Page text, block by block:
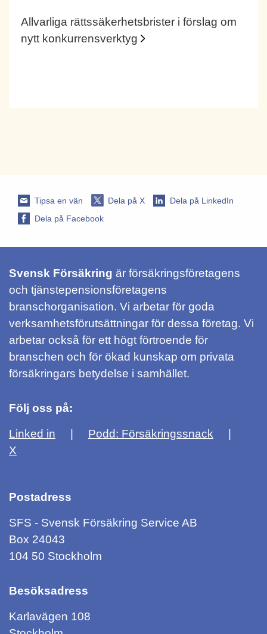
Allvarliga rättssäkerhetsbrister i förslag om
nytt konkurrensverktyg
Tipsa en vän Dela på X
Dela på LinkedIn
Dela på Facebook
Svensk Försäkring är försäkringsföretagens
och tjänstepensionsföretagens
branschorganisation. Vi arbetar för goda
verksamhetsförutsättningar för dessa företag. Vi
arbetar också för ett högt förtroende för
branschen och för ökad kunskap om privata
försäkringars betydelse i samhället.
Följ oss på:
Linked in
Podd: Försäkringssnack
X
Postadress
SFS - Svensk Försäkring Service AB
Box 24043
104 50 Stockholm
Besöksadress
Karlavägen 108